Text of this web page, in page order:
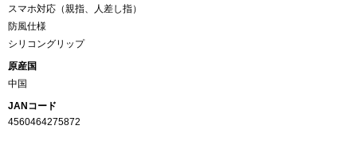
スマホ対応（親指、人差し指）
防風仕様
シリコングリップ
原産国
中国
JANコード
4560464275872